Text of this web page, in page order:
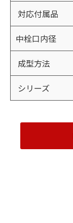
対応付属品
中栓口内径
成型方法
シリーズ